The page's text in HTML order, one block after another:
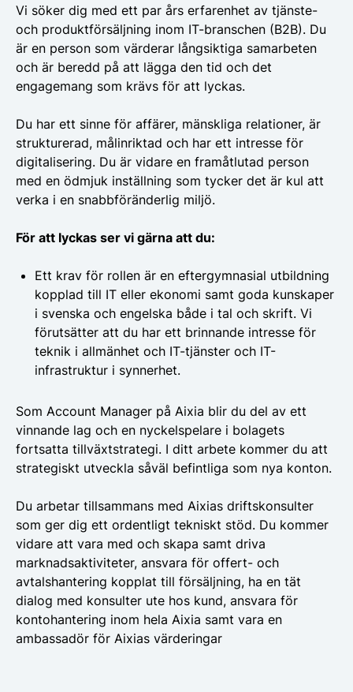
Vi söker dig med ett par års erfarenhet av tjänste-
och produktförsäljning inom IT-branschen (B2B). Du
är en person som värderar långsiktiga samarbeten
och är beredd på att lägga den tid och det
engagemang som krävs för att lyckas.
Du har ett sinne för affärer, mänskliga relationer, är
strukturerad, målinriktad och har ett intresse för
digitalisering. Du är vidare en framåtlutad person
med en ödmjuk inställning som tycker det är kul att
verka i en snabbföränderlig miljö.
För att lyckas ser vi gärna att du:
Ett krav för rollen är en eftergymnasial utbildning
kopplad till IT eller ekonomi samt goda kunskaper
i svenska och engelska både i tal och skrift. Vi
förutsätter att du har ett brinnande intresse för
teknik i allmänhet och IT-tjänster och IT-
infrastruktur i synnerhet.
Som Account Manager på Aixia blir du del av ett
vinnande lag och en nyckelspelare i bolagets
fortsatta tillväxtstrategi. I ditt arbete kommer du att
strategiskt utveckla såväl befintliga som nya konton.
Du arbetar tillsammans med Aixias driftskonsulter
som ger dig ett ordentligt tekniskt stöd. Du kommer
vidare att vara med och skapa samt driva
marknadsaktiviteter, ansvara för offert- och
avtalshantering kopplat till försäljning, ha en tät
dialog med konsulter ute hos kund, ansvara för
kontohantering inom hela Aixia samt vara en
ambassadör för Aixias värderingar